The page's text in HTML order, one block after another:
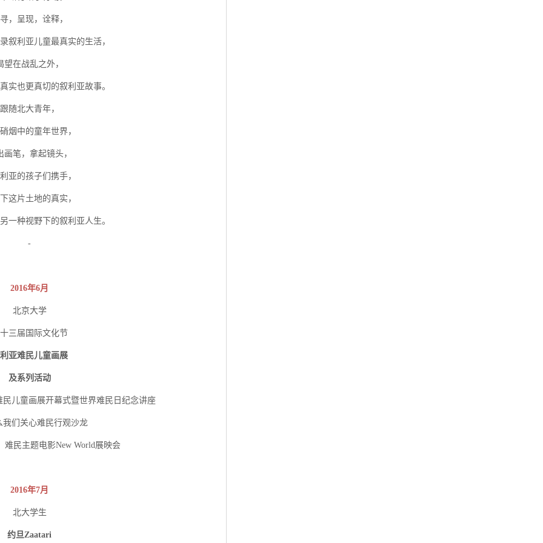
，呈现，诠释，
叙利亚儿童最真实的生活，
望在战乱之外，
实也更真切的叙利亚故事。
跟随北大青年，
烟中的童年世界，
画笔，拿起镜头，
亚的孩子们携手，
这片土地的真实，
一种视野下的叙利亚人生。
-
2016年6月
北京大学
三届国际文化节
亚难民儿童画展
及系列活动
儿童画展开幕式暨世界难民日纪念讲座
我们关心难民行观沙龙
难民主题电影New World展映会
2016年7月
北大学生
约旦Zaatari